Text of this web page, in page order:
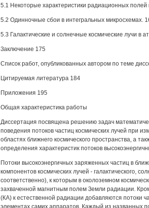
5.1 Некоторые характеристики радиационных
5.2 Одинночные сбои в интегральных микросхемах.
5.3 Галактические и солнечные космические лучи в
Заключение 175
Список работ, опубликованных автором по теме
Цитируемая литература 184
Приложения 195
Общая характеристика работы
Диссертация посвящена решению задач
поведения потоков частиц космических лучей при
областях ближнего космического пространства, а
определения характеристик потоков
Потоки высокоэнергичных заряженных частиц в
компонентов космических лучей - галактического,
соответственно), к которым в околоземном
захваченной магнитным полем Земли радиации.
(КА) к естественной радиации добавляются потоки
элементах самих аппаратов. Каждый из названных